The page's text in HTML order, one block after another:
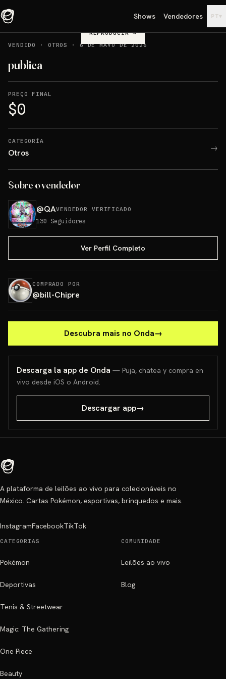
Shows Vendedores PT▾
REPRODUCIR→
VENDIDO
· OTROS · 6 DE MAYO DE 2026
publica
PREÇO FINAL
$0
CATEGORÍA
Otros →
Sobre o vendedor
@QAVENDEDOR VERIFICADO
130 Seguidores
Ver Perfil Completo
COMPRADO POR
@bill-Chipre
Descubra mais no Onda→
Descarga la app de Onda — Puja, chatea y compra en
vivo desde iOS o Android.
Descargar app→
A plataforma de leilões ao vivo para colecionáveis no
México. Cartas Pokémon, esportivas, brinquedos e mais.
InstagramFacebookTikTok
CATEGORIAS
Pokémon
Deportivas
Tenis & Streetwear
Magic: The Gathering
One Piece
Beauty
COMUNIDADE
Leilões ao vivo
Blog